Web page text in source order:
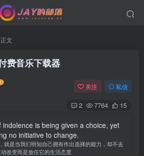
正文
费音乐下载器
关注 私信
2 7764 15
is being given a choice, yet
no initiative to change.
就是当我们明知自己拥有作出选择的能力，却不去
动改变而是放任它的生活态度